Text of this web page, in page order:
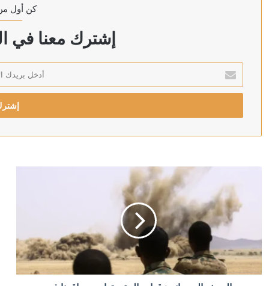
ترامب يحذر: قد أكون آخر رئيس جمهوري
“بوليتيكو”: نتائج الانتخابات في شرق ألمانيا قد تحسم
منذ 4 ساعات
مكتب إعلام الأسرى: السلطات الإسرائيلية لا تكشف عن
كن أول
إشترك معنا في
بريدك
الإلكتروني